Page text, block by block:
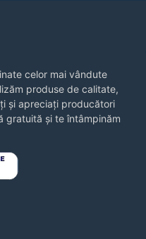
celor mai vândute
produse de calitate,
și apreciați producători
gratuită și te întâmpinăm